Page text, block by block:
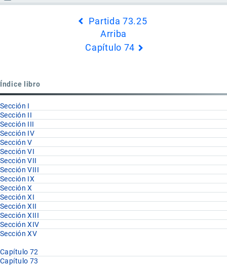
73.26
Partida 73.25
Arriba
Capítulo 74
Índice libro
Sección I
Sección II
Sección III
Sección IV
Sección V
Sección VI
Sección VII
Sección VIII
Sección IX
Sección X
Sección XI
Sección XII
Sección XIII
Sección XIV
Sección XV
Capítulo 72
Capítulo 73